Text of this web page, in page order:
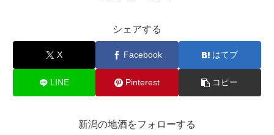
シェアする
X Facebook はてブ
LINE Pinterest コピー
新潟の地酒をフォローする